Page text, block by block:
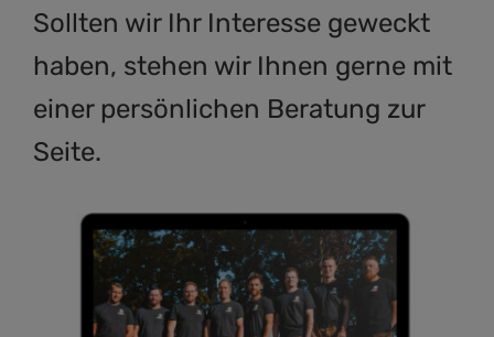
Sollten wir Ihr Interesse geweckt
haben, stehen wir Ihnen gerne mit
einer persönlichen Beratung zur
Seite.